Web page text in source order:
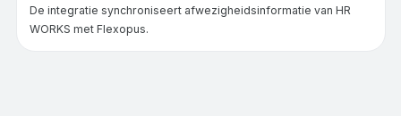
De integratie synchroniseert afwezigheidsinformatie van HR
WORKS met Flexopus.